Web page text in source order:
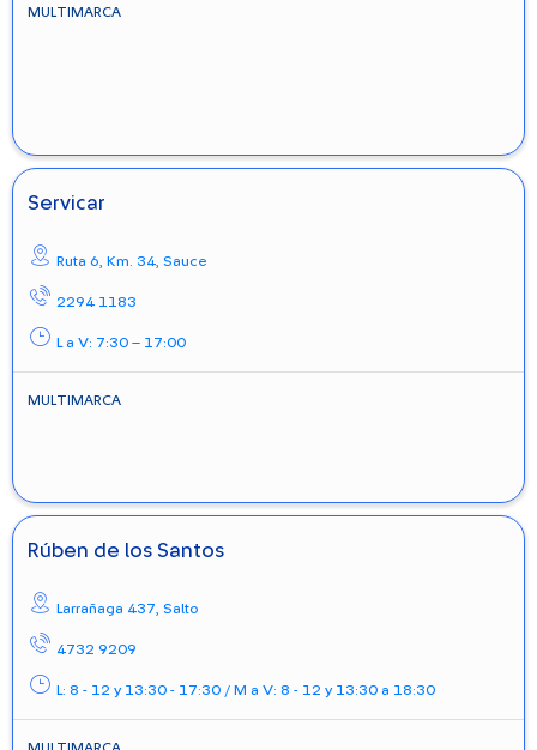
MULTIMARCA
Servicar
Ruta 6, Km. 34, Sauce
2294 1183
L a V: 7:30 – 17:00
MULTIMARCA
Rúben de los Santos
Larrañaga 437, Salto
4732 9209
L: 8 - 12 y 13:30 - 17:30 / M a V: 8 - 12 y 13:30 a 18:30
MULTIMARCA